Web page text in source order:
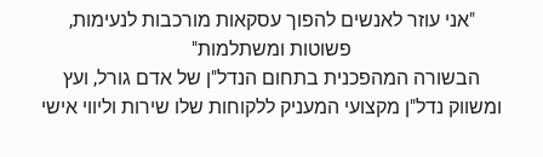
"אני עוזר לאנשים להפוך עסקאות מורכבות לנעימות,
פשוטות ומשתלמות"
הבשורה המהפכנית בתחום הנדל"ן של אדם גורל, ועץ
ומשווק נדל"ן מקצועי המעניק ללקוחות שלו שירות וליווי אישי